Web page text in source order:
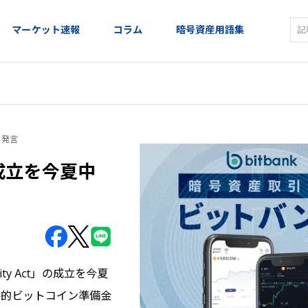
マーケット速報 コラム 暗号資産用語集
言
を今夏中
Act」の成立を今夏
ビットコイン準備金